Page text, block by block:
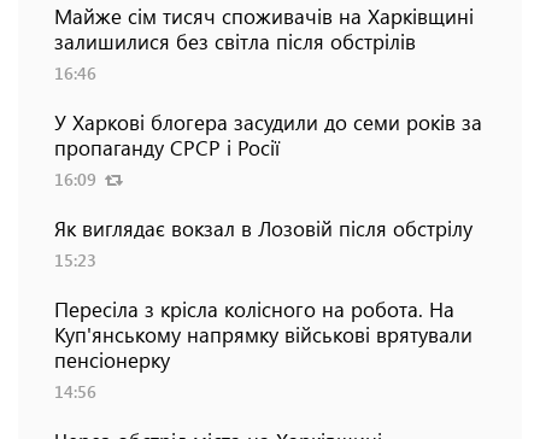
Майже сім тисяч споживачів на Харківщині
залишилися без світла після обстрілів
16:46
У Харкові блогера засудили до семи років за
пропаганду СРСР і Росії
16:09
Як виглядає вокзал в Лозовій після обстрілу
15:23
Пересіла з крісла колісного на робота. На
Куп'янському напрямку військові врятували
пенсіонерку
14:56